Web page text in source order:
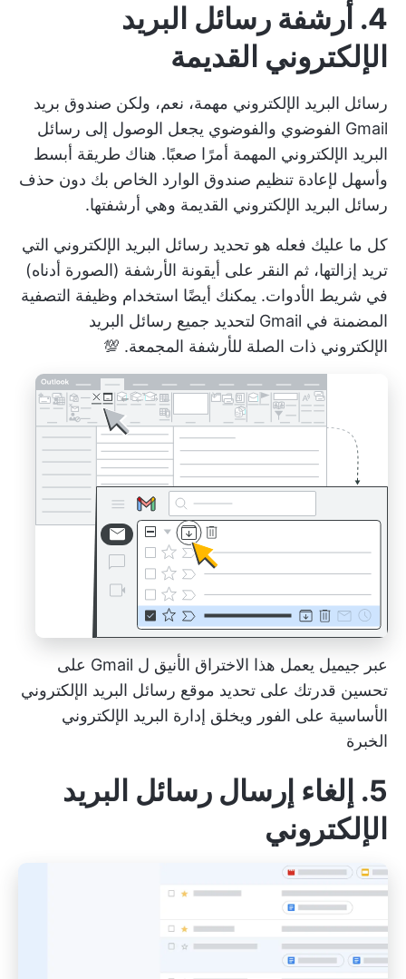
4. أرشفة رسائل البريد
الإلكتروني القديمة
رسائل البريد الإلكتروني مهمة، نعم، ولكن صندوق بريد
Gmail الفوضوي والفوضوي يجعل الوصول إلى رسائل
البريد الإلكتروني المهمة أمرًا صعبًا. هناك طريقة أبسط
وأسهل لإعادة تنظيم صندوق الوارد الخاص بك دون حذف
رسائل البريد الإلكتروني القديمة وهي أرشفتها.
كل ما عليك فعله هو تحديد رسائل البريد الإلكتروني التي
تريد إزالتها، ثم النقر على أيقونة الأرشفة (الصورة أدناه)
في شريط الأدوات. يمكنك أيضًا استخدام وظيفة التصفية
المضمنة في Gmail لتحديد جميع رسائل البريد
الإلكتروني ذات الصلة للأرشفة المجمعة. 💯
عبر جيميل
يعمل هذا الاختراق الأنيق ل Gmail على
تحسين قدرتك على تحديد موقع رسائل البريد الإلكتروني
الأساسية على الفور ويخلق إدارة البريد الإلكتروني
الخبرة
5. إلغاء إرسال رسائل البريد
الإلكتروني